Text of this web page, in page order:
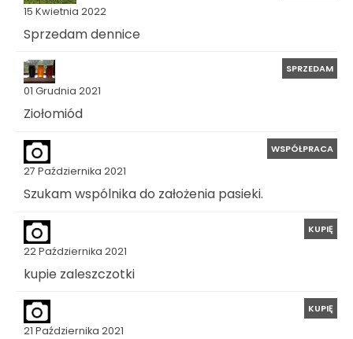
15 Kwietnia 2022
Sprzedam dennice
01 Grudnia 2021
SPRZEDAM
Ziołomiód
27 Października 2021
WSPÓŁPRACA
Szukam wspólnika do założenia pasieki.
22 Października 2021
KUPIĘ
kupie zaleszczotki
21 Października 2021
KUPIĘ